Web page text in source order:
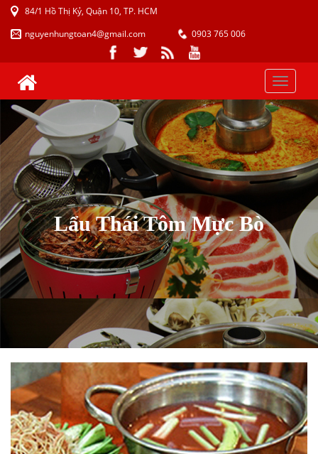
84/1 Hồ Thị Kỷ, Quận 10, TP. HCM
nguyenhungtoan4@gmail.com
0903 765 006
Toggle
Lẩu Thái Tôm Mực Bò